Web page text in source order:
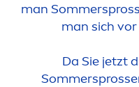
man
man sich
Da Sie jetzt